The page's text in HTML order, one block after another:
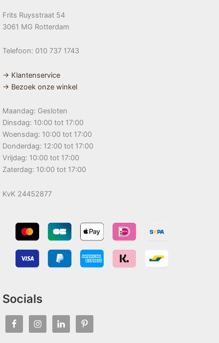
Frits Ruysstraat 54
3061 MG Rotterdam
Telefoon: 010 737 1743
→ Klantenservice
→ Bezoek onze winkel
Maandag: Gesloten
Dinsdag: 10:00 tot 17:00
Woensdag: 10:00 tot 17:00
Donderdag: 12:00 tot 17:00
Vrijdag: 10:00 tot 17:00
Zaterdag: 10:00 tot 17:00
KvK 24452877
Socials